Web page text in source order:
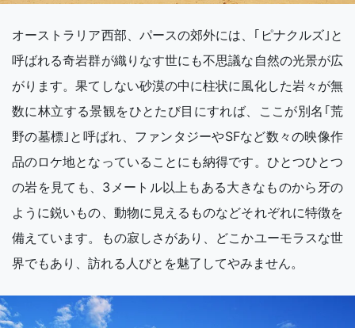
オーストラリア西部、パースの郊外には、｢ピナクルズ｣と
呼ばれる奇岩群が織りなす世にも不思議な自然の光景が広
がります。果てしない砂漠の中に柱状に風化した岩々が無
数に林立する景観をひとたび目にすれば、ここが別名｢荒
野の墓標｣と呼ばれ、ファンタジーやSFなど数々の映像作
品のロケ地となっていることにも納得です。ひとつひとつ
の岩を見ても、3メートル以上もある大きなものから牙の
ように鋭いもの、動物に見えるものなどそれぞれに特徴を
備えています。もの寂しさがあり、どこかユーモラスな世
界でもあり、訪れる人びとを魅了してやみません。